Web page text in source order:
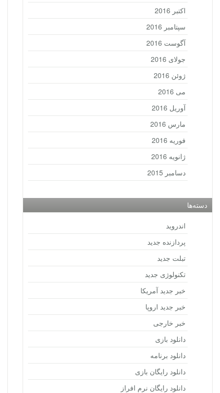
اکتبر 2016
سپتامبر 2016
آگوست 2016
جولای 2016
ژوئن 2016
می 2016
آوریل 2016
مارس 2016
فوریه 2016
ژانویه 2016
دسامبر 2015
دسته‌ها
اندروید
پردازنده جدید
تبلت جدید
تکنولوژی جدید
خبر جدید آمریکا
خبر جدید اروپا
خبر خارجی
دانلود بازی
دانلود برنامه
دانلود رایگان بازی
دانلود رایگان نرم افراز